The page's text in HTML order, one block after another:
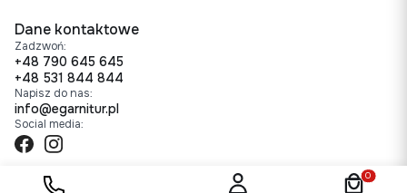
Dane kontaktowe
Zadzwoń:
+48 790 645 645
+48 531 844 844
Napisz do nas:
info@egarnitur.pl
Social media:
Produkty